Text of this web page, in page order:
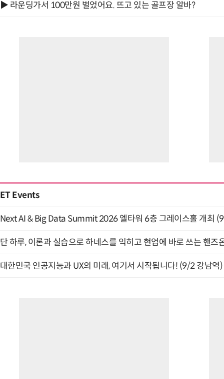
▶ 라운딩가서 100만원 벌었어요. 뜨고 있는 골프장 알바?
ET Events
Next AI & Big Data Summit 2026 엘타워 6층 그레이스홀 개최
단 하루, 이론과 실습으로 하네스를 익히고 현업에 바로 쓰는 핸즈
대한민국 인공지능과 UX의 미래, 여기서 시작됩니다! (9/2 강남역)